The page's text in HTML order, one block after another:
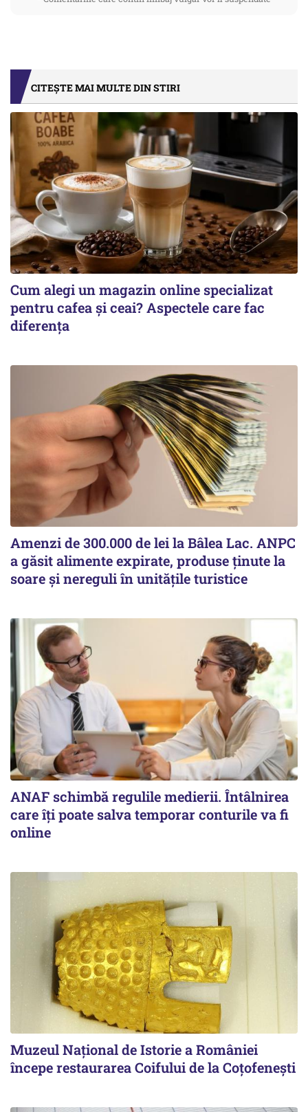
CITEȘTE MAI MULTE DIN STIRI
Cum alegi un magazin online specializat
pentru cafea și ceai? Aspectele care fac
diferența
Amenzi de 300.000 de lei la Bâlea Lac. ANPC
a găsit alimente expirate, produse ținute la
soare și nereguli în unitățile turistice
ANAF schimbă regulile medierii. Întâlnirea
care îți poate salva temporar conturile va fi
online
Muzeul Național de Istorie a României
începe restaurarea Coifului de la Coțofenești